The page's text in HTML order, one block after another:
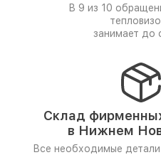
В 9 из 10
занимает до
Склад
в Нижнем
Все необходимые